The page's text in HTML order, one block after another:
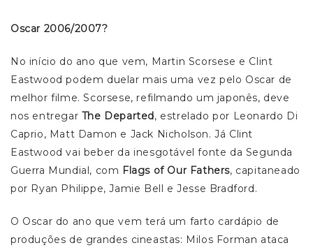
Oscar 2006/2007?
No início do ano que vem, Martin Scorsese e Clint
Eastwood podem duelar mais uma vez pelo Oscar de
melhor filme. Scorsese, refilmando um japonês, deve
nos entregar The Departed, estrelado por Leonardo Di
Caprio, Matt Damon e Jack Nicholson. Já Clint
Eastwood vai beber da inesgotável fonte da Segunda
Guerra Mundial, com Flags of Our Fathers, capitaneado
por Ryan Philippe, Jamie Bell e Jesse Bradford.
O Oscar do ano que vem terá um farto cardápio de
produções de grandes cineastas: Milos Forman ataca